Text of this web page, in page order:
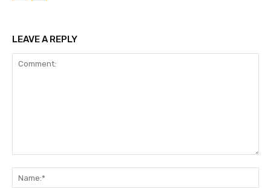
LEAVE A REPLY